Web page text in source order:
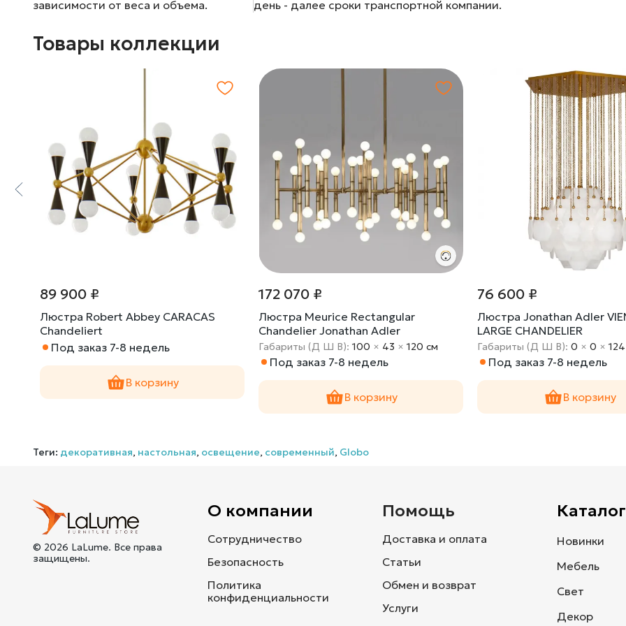
зависимости от веса и объема.
день - далее сроки транспортной компании.
Товары коллекции
89 900 ₽
Люстра Robert Abbey CARACAS
Chandeliert
Под заказ 7-8 недель
В корзину
172 070 ₽
Люстра Meurice Rectangular
Chandelier Jonathan Adler
Габариты (Д Ш В):100 × 43 ×120 cм
Под заказ 7-8 недель
В корзину
76 600 ₽
Люстра Jonathan Adler
LARGE CHANDELIER
Габариты (Д Ш В):0 ×0 ×
Под заказ 7-8 недель
В корзину
Теги: декоративная, настольная, освещение, современный, Globo
© 2026 LaLume. Все права
защищены.
О компании
Сотрудничество
Безопасность
Политика
конфиденциальности
Помощь
Доставка и оплата
Статьи
Обмен и возврат
Услуги
Каталог
Новинки
Мебель
Свет
Декор